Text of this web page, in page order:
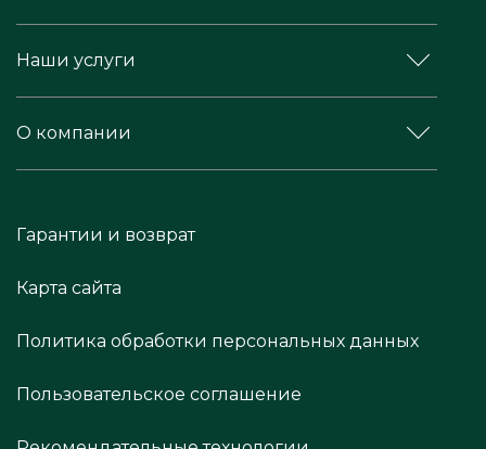
Наши услуги
О компании
Гарантии и возврат
Карта сайта
Политика обработки персональных данных
Пользовательское соглашение